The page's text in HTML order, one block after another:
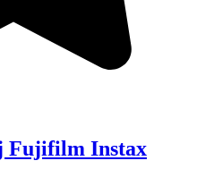
Fujifilm Instax